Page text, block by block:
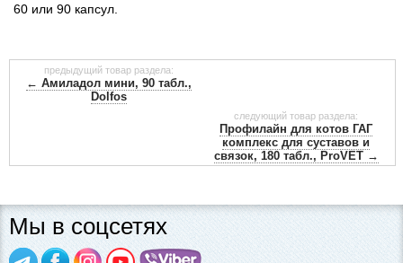
60 или 90 капсул.
предыдущий товар раздела:
← Амиладол мини, 90 табл.,
Dolfos
следующий товар раздела:
Профилайн для котов ГАГ
комплекс для суставов и
связок, 180 табл., ProVET →
Мы в соцсетях